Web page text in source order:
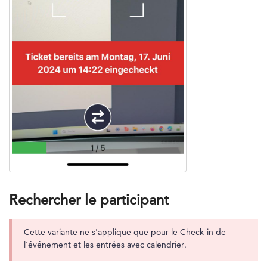
Rechercher le participant
Cette variante ne s'applique que pour le Check-in de
l'événement et les entrées avec calendrier.